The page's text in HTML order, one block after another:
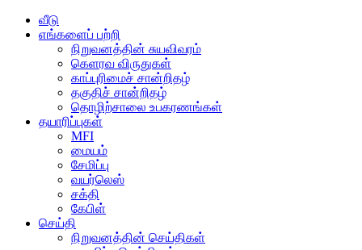
வீடு
எங்களைப் பற்றி
நிறுவனத்தின் சுயவிவரம்
கெளரவ விருதுகள்
காப்புரிமைச் சான்றிதழ்
தகுதிச் சான்றிதழ்
தொழிற்சாலை உபகரணங்கள்
தயாரிப்புகள்
MFI
மையம்
சேமிப்பு
வயர்லெஸ்
சக்தி
கேபிள்
செய்தி
நிறுவனத்தின் செய்திகள்